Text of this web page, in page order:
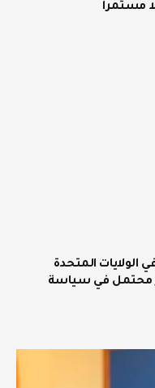
مستمرا
المتحدة
محتمل في سياسة